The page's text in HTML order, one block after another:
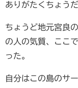
ありがたくちょう
ちょうど地元宮良
の人の気質、ここ
った。
自分はこの島のサ